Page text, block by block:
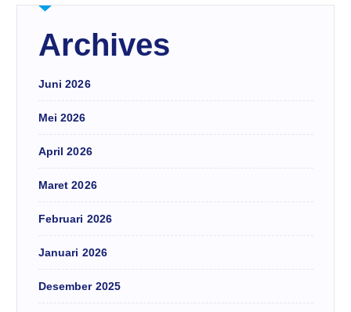
Archives
Juni 2026
Mei 2026
April 2026
Maret 2026
Februari 2026
Januari 2026
Desember 2025